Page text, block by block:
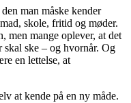
man måske kender
skole, fritid og møder.
men mange oplever, at det
ske – og hvornår. Og
en lettelse, at
at kende på en ny måde.